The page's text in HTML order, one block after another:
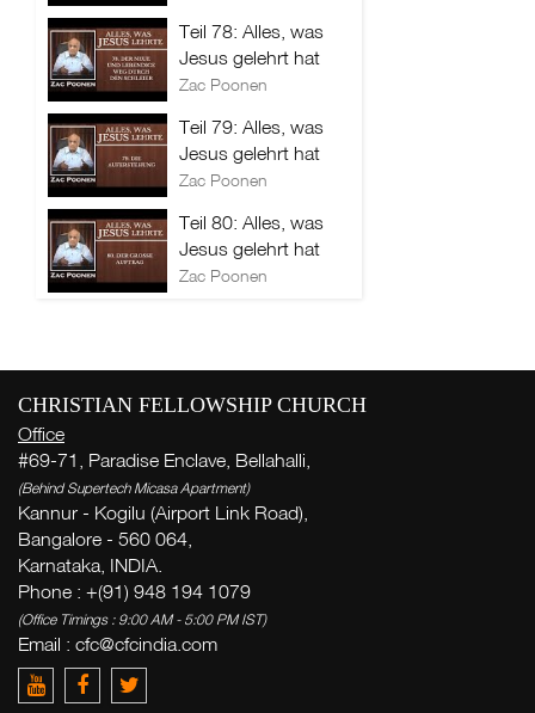
Teil 78: Alles, was
Jesus gelehrt hat
Zac Poonen
Teil 79: Alles, was
Jesus gelehrt hat
Zac Poonen
Teil 80: Alles, was
Jesus gelehrt hat
Zac Poonen
CHRISTIAN FELLOWSHIP CHURCH
Office
#69-71, Paradise Enclave, Bellahalli,
(Behind Supertech Micasa Apartment)
Kannur - Kogilu (Airport Link Road),
Bangalore - 560 064,
Karnataka, INDIA.
Phone : +(91) 948 194 1079
(Office Timings : 9:00 AM - 5:00 PM IST)
Email : cfc@cfcindia.com